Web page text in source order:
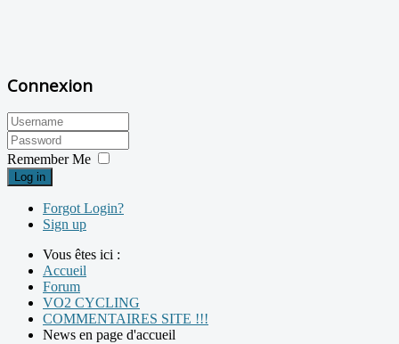
Connexion
Remember Me
Log in
Forgot Login?
Sign up
Vous êtes ici :
Accueil
Forum
VO2 CYCLING
COMMENTAIRES SITE !!!
News en page d'accueil